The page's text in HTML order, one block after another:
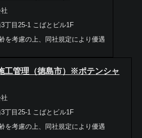
丁目25-1 こばとビル1F
を考慮の上、同社規定により優遇
工管理（徳島市）※ポテンシャ
丁目25-1 こばとビル1F
を考慮の上、同社規定により優遇